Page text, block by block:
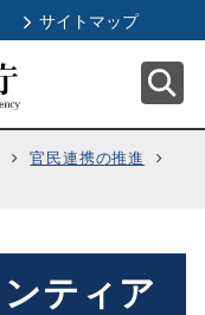
サイトマップ
官民連携の推進
ティア